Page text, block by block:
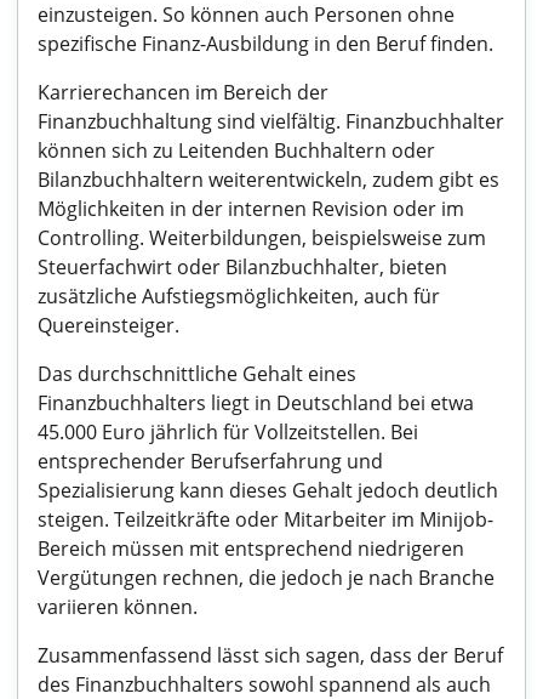
einzusteigen. So können auch Personen ohne
spezifische Finanz-Ausbildung in den Beruf finden.
Karrierechancen im Bereich der
Finanzbuchhaltung sind vielfältig. Finanzbuchhalter
können sich zu Leitenden Buchhaltern oder
Bilanzbuchhaltern weiterentwickeln, zudem gibt es
Möglichkeiten in der internen Revision oder im
Controlling. Weiterbildungen, beispielsweise zum
Steuerfachwirt oder Bilanzbuchhalter, bieten
zusätzliche Aufstiegsmöglichkeiten, auch für
Quereinsteiger.
Das durchschnittliche Gehalt eines
Finanzbuchhalters liegt in Deutschland bei etwa
45.000 Euro jährlich für Vollzeitstellen. Bei
entsprechender Berufserfahrung und
Spezialisierung kann dieses Gehalt jedoch deutlich
steigen. Teilzeitkräfte oder Mitarbeiter im Minijob-
Bereich müssen mit entsprechend niedrigeren
Vergütungen rechnen, die jedoch je nach Branche
variieren können.
Zusammenfassend lässt sich sagen, dass der Beruf
des Finanzbuchhalters sowohl spannend als auch